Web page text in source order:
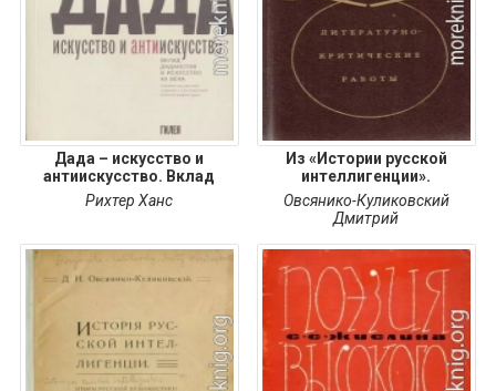
Дада – искусство и
антиискусство. Вклад
Рихтер Ханс
Из «Истории русской
интеллигенции».
Овсянико-Куликовский
Дмитрий